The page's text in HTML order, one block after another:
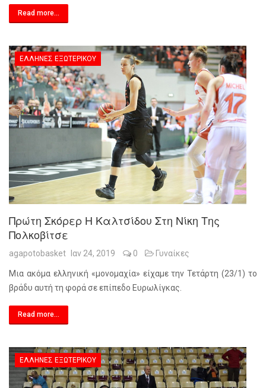
Read more...
ΈΛΛΗΝΕΣ ΕΞΩΤΕΡΙΚΟΎ
Πρώτη Σκόρερ Η Καλτσίδου Στη Νίκη Της
Πολκοβίτσε
agapotobasket Ιαν 24, 2019 0 Γυναίκες
Μια ακόμα ελληνική «μονομαχία» είχαμε την Τετάρτη (23/1) το
βράδυ αυτή τη φορά σε επίπεδο Ευρωλίγκας.
Read more...
ΈΛΛΗΝΕΣ ΕΞΩΤΕΡΙΚΟΎ